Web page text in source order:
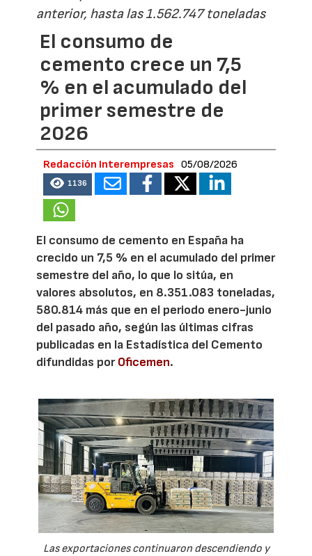
anterior, hasta las 1.562.747 toneladas
El consumo de
cemento crece un 7,5
% en el acumulado del
primer semestre de
2026
Redacción Interempresas 05/08/2026
1136
El consumo de cemento en España ha
crecido un 7,5 % en el acumulado del primer
semestre del año, lo que lo sitúa, en
valores absolutos, en 8.351.083 toneladas,
580.814 más que en el periodo enero-junio
del pasado año, según las últimas cifras
publicadas en la Estadística del Cemento
difundidas porOficemen.
Las exportaciones continuaron descendiendo y